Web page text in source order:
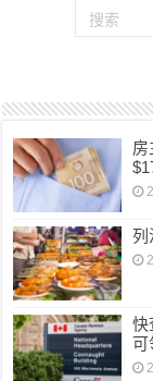
房
列
快
可